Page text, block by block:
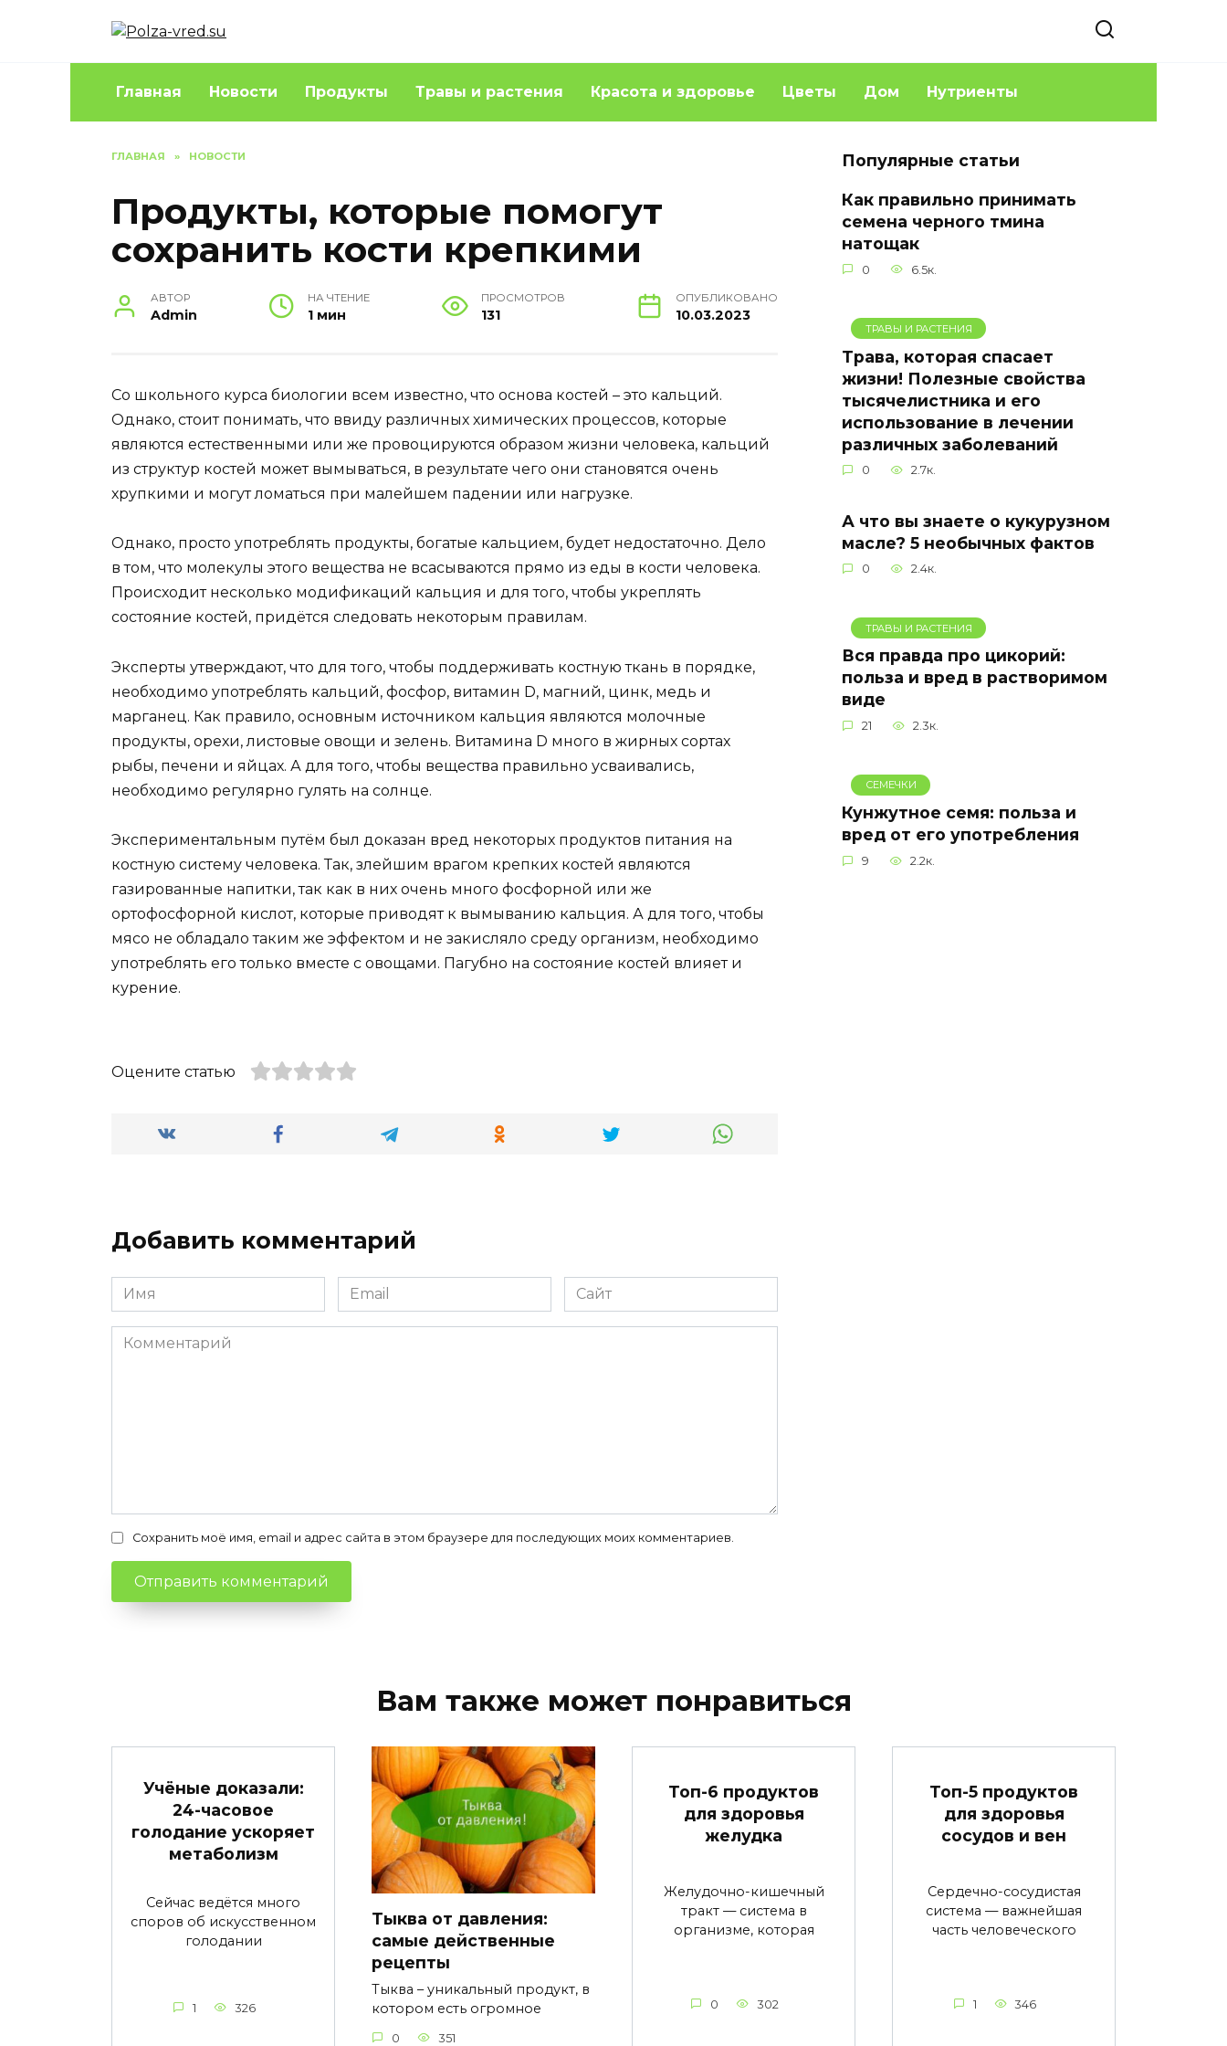
Главная Новости Продукты Травы и растения Красота и здоровье Цветы Дом Нутриенты
ГЛАВНАЯ » НОВОСТИ
Продукты, которые помогут
сохранить кости крепкими
АВТОР
Admin
НА ЧТЕНИЕ
1 мин
ПРОСМОТРОВ
131
ОПУБЛИКОВАНО
10.03.2023
Со школьного курса биологии всем известно, что основа костей – это кальций.
Однако, стоит понимать, что ввиду различных химических процессов, которые
являются естественными или же провоцируются образом жизни человека, кальций
из структур костей может вымываться, в результате чего они становятся очень
хрупкими и могут ломаться при малейшем падении или нагрузке.
Однако, просто употреблять продукты, богатые кальцием, будет недостаточно. Дело
в том, что молекулы этого вещества не всасываются прямо из еды в кости человека.
Происходит несколько модификаций кальция и для того, чтобы укреплять
состояние костей, придётся следовать некоторым правилам.
Эксперты утверждают, что для того, чтобы поддерживать костную ткань в порядке,
необходимо употреблять кальций, фосфор, витамин D, магний, цинк, медь и
марганец. Как правило, основным источником кальция являются молочные
продукты, орехи, листовые овощи и зелень. Витамина D много в жирных сортах
рыбы, печени и яйцах. А для того, чтобы вещества правильно усваивались,
необходимо регулярно гулять на солнце.
Экспериментальным путём был доказан вред некоторых продуктов питания на
костную систему человека. Так, злейшим врагом крепких костей являются
газированные напитки, так как в них очень много фосфорной или же
ортофосфорной кислот, которые приводят к вымыванию кальция. А для того, чтобы
мясо не обладало таким же эффектом и не закисляло среду организм, необходимо
употреблять его только вместе с овощами. Пагубно на состояние костей влияет и
курение.
Оцените статью
Добавить комментарий
Имя
*
Email
*
Сайт
Комментарий
Сохранить моё имя, email и адрес сайта в этом браузере для последующих моих комментариев.
Популярные статьи
Как правильно принимать
семена черного тмина
натощак
0 6.5к.
ТРАВЫ И РАСТЕНИЯ
Трава, которая спасает
жизни! Полезные свойства
тысячелистника и его
использование в лечении
различных заболеваний
0 2.7к.
А что вы знаете о кукурузном
масле? 5 необычных фактов
0 2.4к.
ТРАВЫ И РАСТЕНИЯ
Вся правда про цикорий:
польза и вред в растворимом
виде
21 2.3к.
СЕМЕЧКИ
Кунжутное семя: польза и
вред от его употребления
9 2.2к.
Вам также может понравиться
Учёные доказали:
24-часовое
голодание ускоряет
метаболизм
Сейчас ведётся много
споров об искусственном
голодании
1 326
Тыква от давления:
самые действенные
рецепты
Тыква – уникальный продукт, в
котором есть огромное
0 351
Топ-6 продуктов
для здоровья
желудка
Желудочно-кишечный
тракт — система в
организме, которая
0 302
Топ-5 продуктов
для здоровья
сосудов и вен
Сердечно-сосудистая
система — важнейшая
часть человеческого
1 346